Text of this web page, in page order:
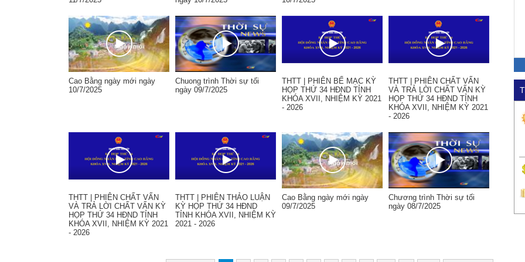
Cao Bằng ngày mới ngày
10/7/2025
Chuong trình Thời sự tối
ngày 09/7/2025
THTT | PHIÊN BẾ MẠC KỲ
HỌP THỨ 34 HĐND TỈNH
KHÓA XVII, NHIỆM KỲ 2021
- 2026
THTT | PHIÊN CHẤT VẤN
VÀ TRẢ LỜI CHẤT VẤN KỲ
HỌP THỨ 34 HĐND TỈNH
KHÓA XVII, NHIỆM KỲ 2021
- 2026
THTT | PHIÊN CHẤT VẤN
VÀ TRẢ LỜI CHẤT VẤN KỲ
HỌP THỨ 34 HĐND TỈNH
KHÓA XVII, NHIỆM KỲ 2021
- 2026
THTT | PHIÊN THẢO LUẬN
KỲ HỌP THỨ 34 HĐND
TỈNH KHÓA XVII, NHIỆM KỲ
2021 - 2026
Cao Bằng ngày mới ngày
09/7/2025
Chương trình Thời sự tối
ngày 08/7/2025